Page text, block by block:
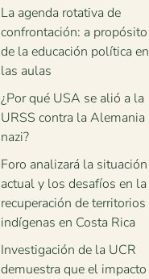
La agenda rotativa de
confrontación: a propósito
de la educación política en
las aulas
¿Por qué USA se alió a la
URSS contra la Alemania
nazi?
Foro analizará la situación
actual y los desafíos en la
recuperación de territorios
indígenas en Costa Rica
Investigación de la UCR
demuestra que el impacto